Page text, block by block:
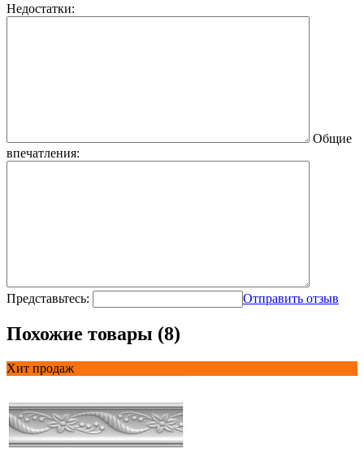
Недостатки:
Общие
впечатления:
Представьтесь: Отправить отзыв
Похожие товары (8)
Хит продаж